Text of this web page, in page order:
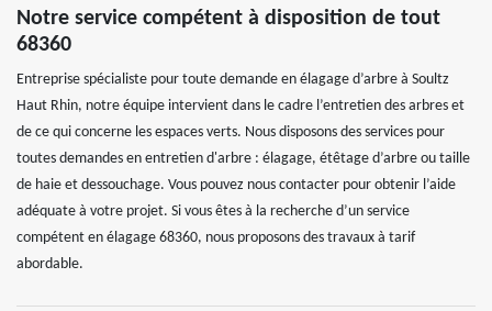
Notre service compétent à disposition de tout
68360
Entreprise spécialiste pour toute demande en élagage d’arbre à Soultz
Haut Rhin, notre équipe intervient dans le cadre l’entretien des arbres et
de ce qui concerne les espaces verts. Nous disposons des services pour
toutes demandes en entretien d'arbre : élagage, étêtage d’arbre ou taille
de haie et dessouchage. Vous pouvez nous contacter pour obtenir l’aide
adéquate à votre projet. Si vous êtes à la recherche d’un service
compétent en élagage 68360, nous proposons des travaux à tarif
abordable.